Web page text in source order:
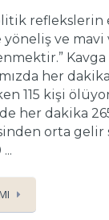
ve mavi
Kavga
her
115 kişi
her dakika
orta gelir